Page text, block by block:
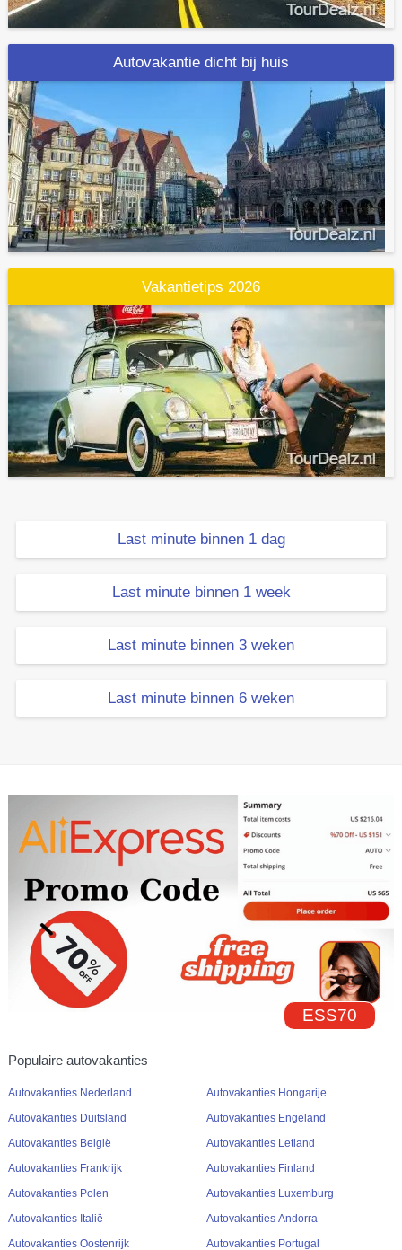
Autovakantie dicht bij huis
Vakantietips 2026
Last minute binnen 1 dag
Last minute binnen 1 week
Last minute binnen 3 weken
Last minute binnen 6 weken
ESS70
Populaire autovakanties
Autovakanties Nederland
Autovakanties Duitsland
Autovakanties België
Autovakanties Frankrijk
Autovakanties Polen
Autovakanties Italië
Autovakanties Oostenrijk
Autovakanties Hongarije
Autovakanties Engeland
Autovakanties Letland
Autovakanties Finland
Autovakanties Luxemburg
Autovakanties Andorra
Autovakanties Portugal